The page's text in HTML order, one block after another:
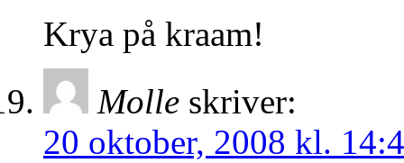
Krya på kraam!
Molle skriver:
20 oktober, 2008 kl.